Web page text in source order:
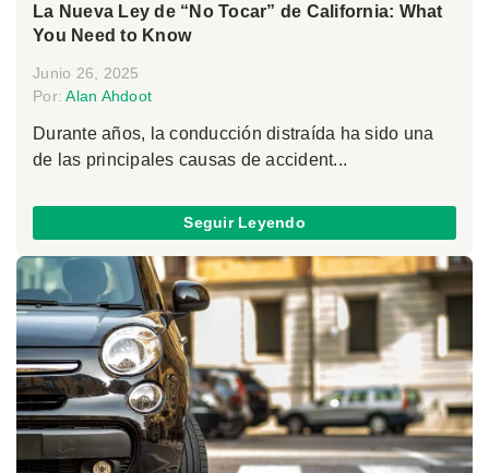
La Nueva Ley de “No Tocar” de California: What
You Need to Know
Junio 26, 2025
Por:Alan Ahdoot
Durante años, la conducción distraída ha sido una
de las principales causas de accident...
Seguir Leyendo